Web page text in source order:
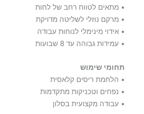
• מתאים לטווח רחב של לחות
• מרקם נוזלי לשליטה מדויקת
• אידוי מינימלי לנוחות עבודה
• עמידות גבוהה עד 8 שבועות
תחומי שימוש
• הלחמת ריסים קלאסית
• נפחים וטכניקות מתקדמות
• עבודה מקצועית בסלון